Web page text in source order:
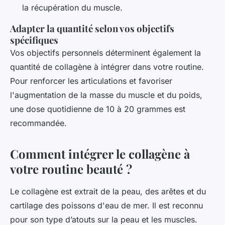
la récupération du muscle.
Adapter la quantité selon vos objectifs
spécifiques
Vos objectifs personnels déterminent également la
quantité de collagène à intégrer dans votre routine.
Pour renforcer les articulations et favoriser
l'augmentation de la masse du muscle et du poids,
une dose quotidienne de 10 à 20 grammes est
recommandée.
Comment intégrer le collagène à
votre routine beauté ?
Le collagène est extrait de la peau, des arêtes et du
cartilage des poissons d'eau de mer. Il est reconnu
pour son type d’atouts sur la peau et les muscles.